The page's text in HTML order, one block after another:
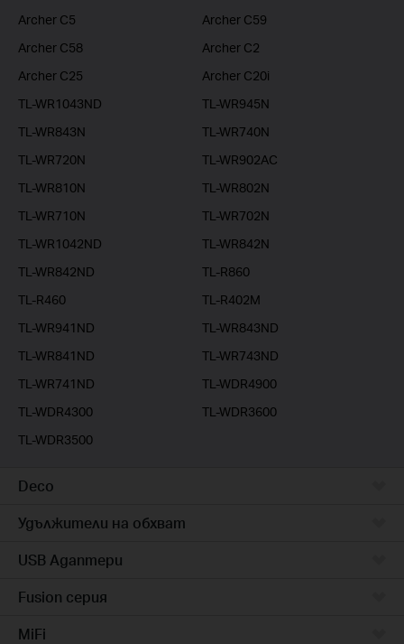
Archer C5
Archer C59
Archer C58
Archer C2
Archer C25
Archer C20i
TL-WR1043ND
TL-WR945N
TL-WR843N
TL-WR740N
TL-WR720N
TL-WR902AC
TL-WR810N
TL-WR802N
TL-WR710N
TL-WR702N
TL-WR1042ND
TL-WR842N
TL-WR842ND
TL-R860
TL-R460
TL-R402M
TL-WR941ND
TL-WR843ND
TL-WR841ND
TL-WR743ND
TL-WR741ND
TL-WDR4900
TL-WDR4300
TL-WDR3600
TL-WDR3500
Deco
Удължители на обхват
USB Адаптери
Fusion серия
MiFi